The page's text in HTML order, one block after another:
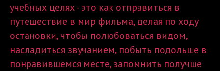
учебных целях - это как отправиться в
путешествие в мир фильма, делая по ходу
остановки, чтобы полюбоваться видом,
насладиться звучанием, побыть подольше в
понравившемся месте, запомнить получше